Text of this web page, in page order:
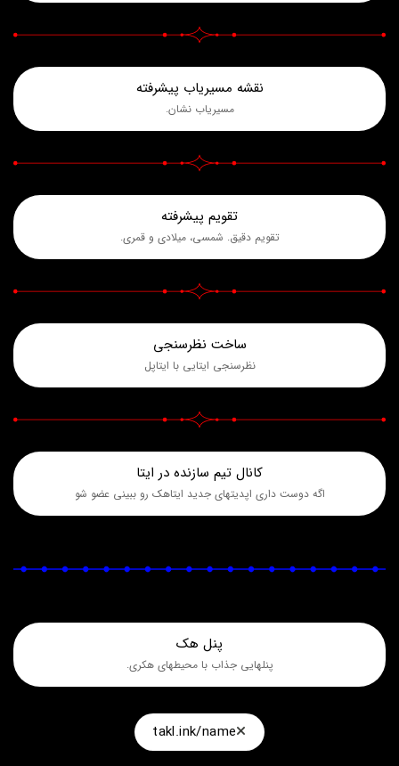
نقشه مسیریاب پیشرفته
مسیریاب نشان.
تقویم پیشرفته
تقویم دقیق. شمسی، میلادی و قمری.
ساخت نظرسنجی
نظرسنجی ایتایی با ایتاپل
کانال تیم سازنده در ایتا
اگه دوست داری اپدیتهای جدید ایتاهک رو ببینی عضو شو
پنل هک
پنلهایی جذاب با محیطهای هکری.
takl.ink/name